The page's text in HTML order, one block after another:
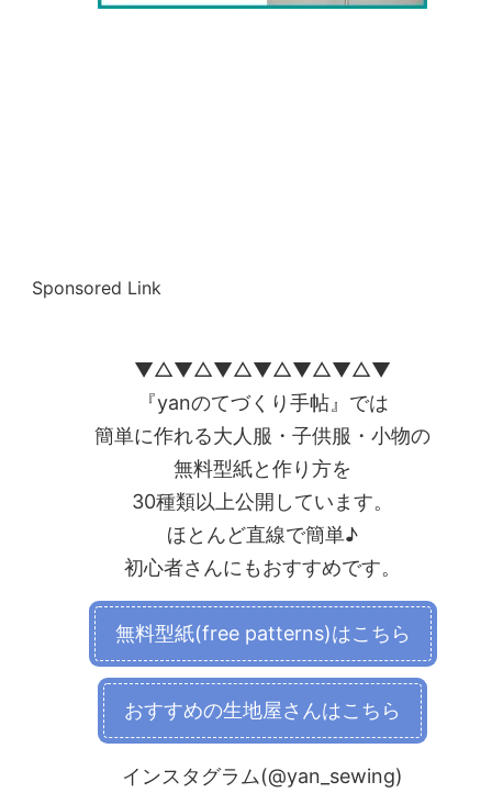
Sponsored Link
▼△▼△▼△▼△▼△▼△▼
『yanのてづくり手帖』では
簡単に作れる大人服・子供服・小物の
無料型紙と作り方を
30種類以上公開しています。
ほとんど直線で簡単♪
初心者さんにもおすすめです。
無料型紙(free patterns)はこちら
おすすめの生地屋さんはこちら
インスタグラム(@yan_sewing)